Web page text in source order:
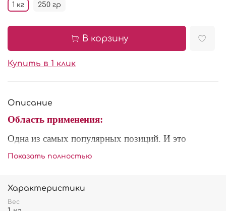
1 кг 250 гр
В корзину
Купить в 1 клик
Описание
Область применения:
Одна из самых популярных позиций. И это
неудивительно, ведь области использования
есть его ложками и запивать чаем.
Фруктовые пюре "Агробар" – прекрасная основа
Показать полностью
Характеристики
Вес